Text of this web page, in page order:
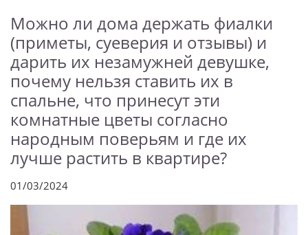
Можно ли дома держать фиалки
(приметы, суеверия и отзывы) и
дарить их незамужней девушке,
почему нельзя ставить их в
спальне, что принесут эти
комнатные цветы согласно
народным поверьям и где их
лучше растить в квартире?
01/03/2024